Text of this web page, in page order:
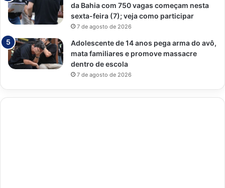
da Bahia com 750 vagas começam nesta
sexta-feira (7); veja como participar
7 de agosto de 2026
Adolescente de 14 anos pega arma do avô,
mata familiares e promove massacre
dentro de escola
7 de agosto de 2026